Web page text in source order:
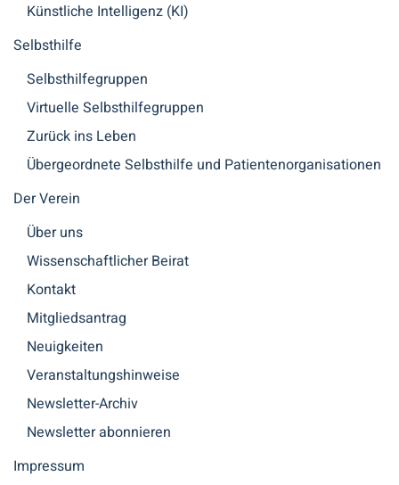
Künstliche Intelligenz (KI)
Selbsthilfe
Selbsthilfegruppen
Virtuelle Selbsthilfegruppen
Zurück ins Leben
Übergeordnete Selbsthilfe und Patientenorganisationen
Der Verein
Über uns
Wissenschaftlicher Beirat
Kontakt
Mitgliedsantrag
Neuigkeiten
Veranstaltungshinweise
Newsletter-Archiv
Newsletter abonnieren
Impressum